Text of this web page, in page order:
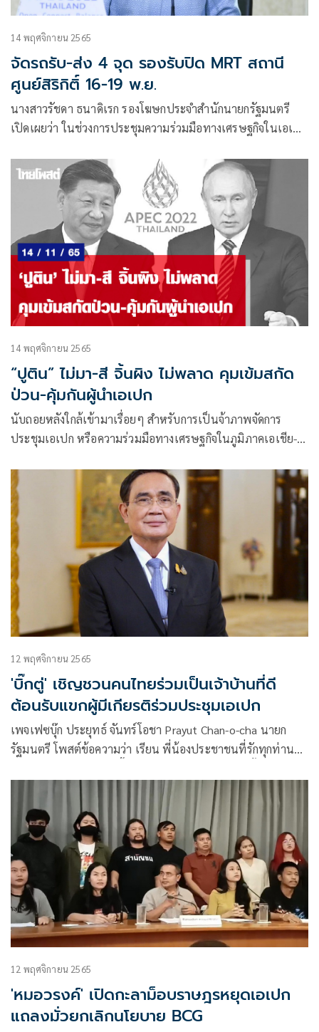
14 พฤศจิกายน 2565
จัดรถรับ-ส่ง 4 จุด รองรับปิด MRT สถานี
ศูนย์สิริกิติ์ 16-19 พ.ย.
นางสาวรัชดา ธนาดิเรก รองโฆษกประจำสำนักนายกรัฐมนตรี
เปิดเผยว่า ในช่วงการประชุมความร่วมมือทางเศรษฐกิจในเอเชีย
ประเทศไทยเป็นเจ้าภาพ
14 พฤศจิกายน 2565
“ปูติน” ไม่มา-สี จิ้นผิง ไม่พลาด คุมเข้มสกัด
ป่วน-คุ้มกันผู้นำเอเปก
นับถอยหลังใกล้เข้ามาเรื่อยๆ สำหรับการเป็นจ้าภาพจัดการ
ประชุมเอเปก หรือความร่วมมือทางเศรษฐกิจในภูมิภาคเอเชีย-
12 พฤศจิกายน 2565
'บิ๊กตู่' เชิญชวนคนไทยร่วมเป็นเจ้าบ้านที่ดี
ต้อนรับแขกผู้มีเกียรติร่วมประชุมเอเปก
เพจเฟซบุ๊ก ประยุทธ์ จันทร์โอชา Prayut Chan-o-cha นายก
รัฐมนตรี โพสต์ข้อความว่า เรียน พี่น้องประชาชนที่รักทุกท่าน
แปซิฟิคและประเทศอื่นๆ เดินทางมาประเทศไทยเพื่อเข้าร่วม
การประชุมผู้นำเขตเศรษฐกิจเอเปค 2565
12 พฤศจิกายน 2565
'หมอวรงค์' เปิดกะลาม็อบราษฎรหยุดเอเปก
แถลงมั่วยกเลิกนโยบาย BCG